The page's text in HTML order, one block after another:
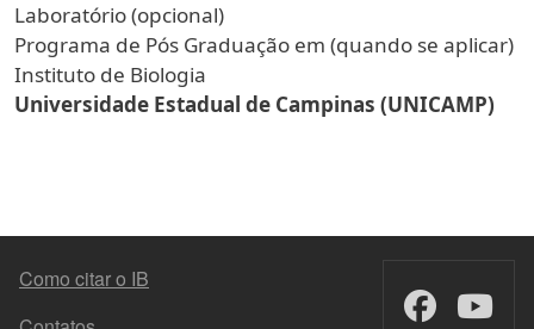
Laboratório (opcional)
Programa de Pós Graduação em (quando se aplicar)
Instituto de Biologia
Universidade Estadual de Campinas (UNICAMP)
FOOTER MENU
Como citar o IB